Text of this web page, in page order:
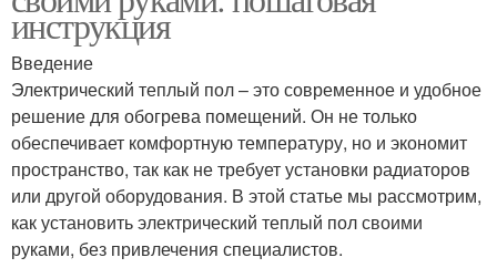
инструкция
Введение
Электрический теплый пол – это современное и удобное
решение для обогрева помещений. Он не только
обеспечивает комфортную температуру, но и экономит
пространство, так как не требует установки радиаторов
или другой оборудования. В этой статье мы рассмотрим,
как установить электрический теплый пол своими
руками, без привлечения специалистов.